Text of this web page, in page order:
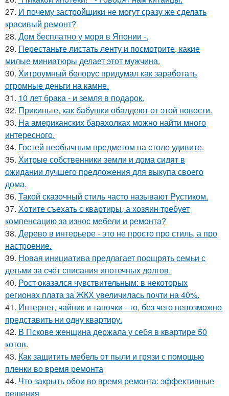
27. И почему застройщики не могут сразу же сделать
красивый ремонт?
28. Дом бесплатно у моря в Японии -.
29. Перестаньте листать ленту и посмотрите, какие
милые миниатюры делает этот мужчина.
30. Хитроумный белорус придумал как заработать
огромные деньги на камне.
31. 10 лет брака - и земля в подарок.
32. Прикиньте, как бабушки обалдеют от этой новости.
33. На американских барахолках можно найти много
интересного.
34. Гостей необычным предметом на столе удивите.
35. Хитрые собственники земли и дома сидят в
ожидании лучшего предложения для выкупа своего
дома.
36. Такой сказочный стиль часто называют Рустиком.
37. Хотите съехать с квартиры, а хозяин требует
компенсацию за износ мебели и ремонта?
38. Дерево в интерьере - это не просто про стиль, а про
настроение.
39. Новая инициатива предлагает поощрять семьи с
детьми за счёт списания ипотечных долгов.
40. Рост оказался чувствительным: в некоторых
регионах плата за ЖКХ увеличилась почти на 40%.
41. Интернет, чайник и тапочки - то, без чего невозможно
представить ни одну квартиру.
42. В Пскове женщина держала у себя в квартире 50
котов.
43. Как защитить мебель от пыли и грязи с помощью
пленки во время ремонта
44. Что закрыть обои во время ремонта: эффективные
решения